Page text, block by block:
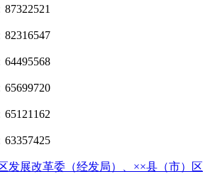
发展改革委（经发局）、××县（市）区